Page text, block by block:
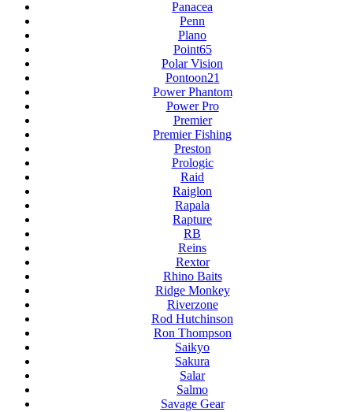
Panacea
Penn
Plano
Point65
Polar Vision
Pontoon21
Power Phantom
Power Pro
Premier
Premier Fishing
Preston
Prologic
Raid
Raiglon
Rapala
Rapture
RB
Reins
Rextor
Rhino Baits
Ridge Monkey
Riverzone
Rod Hutchinson
Ron Thompson
Saikyo
Sakura
Salar
Salmo
Savage Gear